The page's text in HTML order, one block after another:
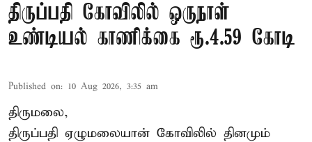
திருப்பதி கோவிலில் ஒருநாள்
உண்டியல் காணிக்கை ரூ.4.59 கோடி
Published on: 10 Aug 2026, 3:35 am
திருமலை,
திருப்பதி ஏழுமலையான் கோவிலில் தினமும்